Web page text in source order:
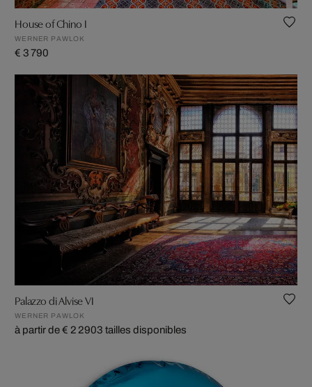
House of Chino I
WERNER PAWLOK
€ 3 790
Palazzo di Alvise VI
WERNER PAWLOK
à partir de € 2 2903 tailles disponibles